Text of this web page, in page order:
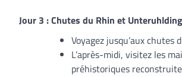
Jour 3 : Chutes du Rhin et
Voyagez jusqu’aux
L’après-midi, visitez les
préhistoriques